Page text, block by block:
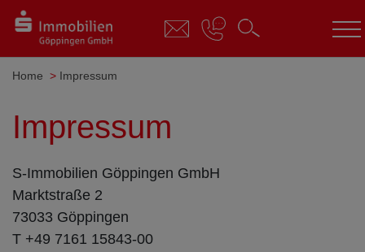
springen Zum Footer springen
Home Impressum
Impressum
S-Immobilien Göppingen GmbH
Marktstraße 2
73033 Göppingen
T +49 7161 15843-00